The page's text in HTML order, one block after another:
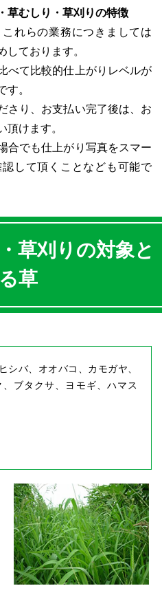
草むしり・草刈りの特徴
れらの業務につきましては
しております。
べて比較的仕上がりレベルが
す。
さり、お支払い完了後は、お
頂けます。
合でも仕上がり写真をスマー
して頂くことなども可能で
草刈りの対象と
草
シバ、オオバコ、カモガヤ、
ブタクサ、ヨモギ、ハマス